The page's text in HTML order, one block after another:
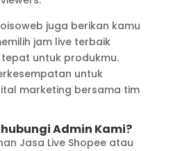
juga berikan kamu
jam live terbaik
untuk produkmu.
untuk
marketing bersama tim
Admin Kami?
Jasa Live Shopee atau